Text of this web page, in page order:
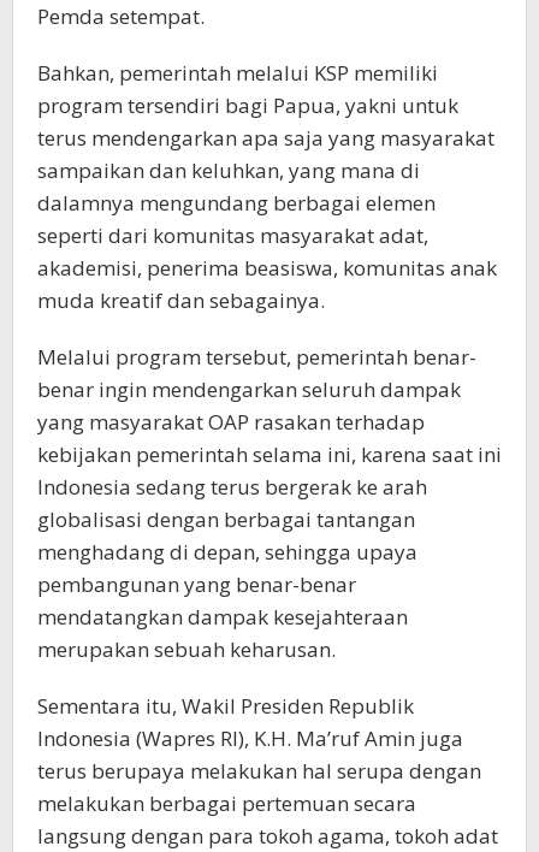
Pemda setempat.
Bahkan, pemerintah melalui KSP memiliki
program tersendiri bagi Papua, yakni untuk
terus mendengarkan apa saja yang masyarakat
sampaikan dan keluhkan, yang mana di
dalamnya mengundang berbagai elemen
seperti dari komunitas masyarakat adat,
akademisi, penerima beasiswa, komunitas anak
muda kreatif dan sebagainya.
Melalui program tersebut, pemerintah benar-
benar ingin mendengarkan seluruh dampak
yang masyarakat OAP rasakan terhadap
kebijakan pemerintah selama ini, karena saat ini
Indonesia sedang terus bergerak ke arah
globalisasi dengan berbagai tantangan
menghadang di depan, sehingga upaya
pembangunan yang benar-benar
mendatangkan dampak kesejahteraan
merupakan sebuah keharusan.
Sementara itu, Wakil Presiden Republik
Indonesia (Wapres RI), K.H. Ma’ruf Amin juga
terus berupaya melakukan hal serupa dengan
melakukan berbagai pertemuan secara
langsung dengan para tokoh agama, tokoh adat